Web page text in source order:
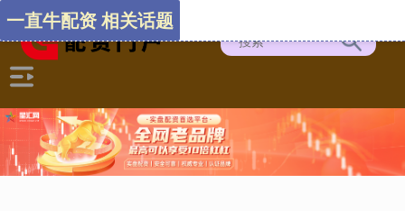
一直牛配资 相关话题